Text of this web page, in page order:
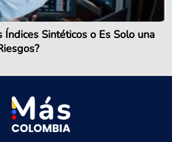
Índices Sintéticos o Es Solo una